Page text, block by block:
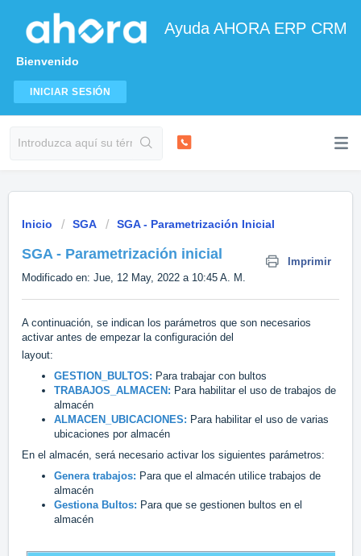
Ayuda AHORA ERP CRM
Bienvenido
INICIAR SESIÓN
Inicio SGA SGA - Parametrización Inicial
SGA - Parametrización inicial
Imprimir
Modificado en: Jue, 12 May, 2022 a 10:45 A. M.
A continuación, se indican los parámetros que son necesarios
activar antes de empezar la configuración del
layout:
GESTION_BULTOS: Para trabajar con bultos
TRABAJOS_ALMACEN: Para habilitar el uso de trabajos de
almacén
ALMACEN_UBICACIONES: Para habilitar el uso de varias
ubicaciones por almacén
En el almacén, será necesario activar los siguientes parámetros:
Genera trabajos: Para que el almacén utilice trabajos de
almacén
Gestiona Bultos: Para que se gestionen bultos en el
almacén